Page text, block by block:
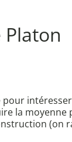
la moyenne
(on